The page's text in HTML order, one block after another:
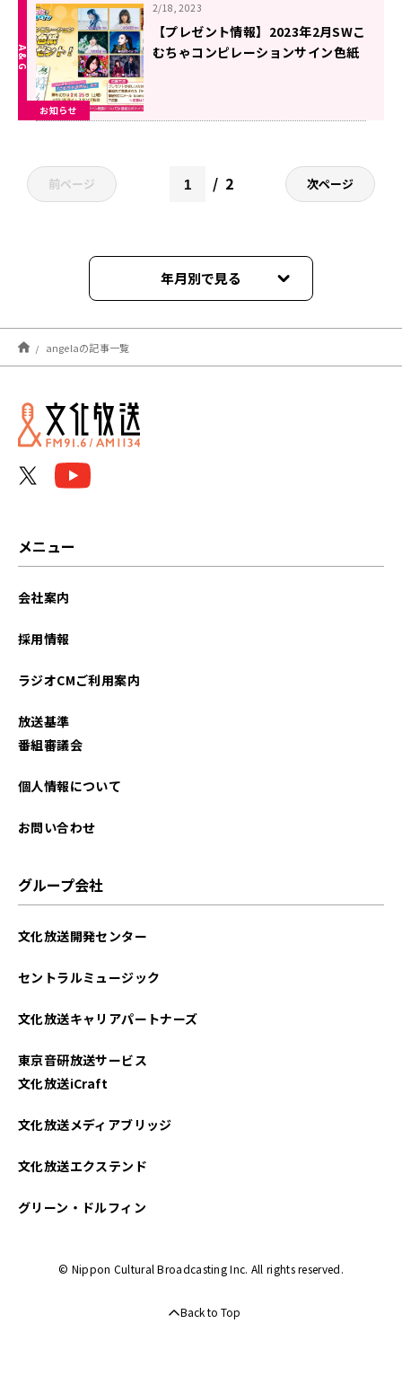
お知らせ
2/18, 2023
【プレゼント情報】2023年2月SWこ
むちゃコンピレーションサイン色紙
前ページ 2 次ページ
年月別で見る
2026年08月
2026年06月
2025年10月
2023年01月
2021年06月
angelaの記事一覧
メニュー
会社案内
採用情報
ラジオCMご利用案内
放送基準
番組審議会
個人情報について
お問い合わせ
グループ会社
文化放送開発センター
セントラルミュージック
文化放送キャリアパートナーズ
東京音研放送サービス
文化放送iCraft
文化放送メディアブリッジ
文化放送エクステンド
グリーン・ドルフィン
© Nippon Cultural Broadcasting Inc. All rights reserved.
Back to Top